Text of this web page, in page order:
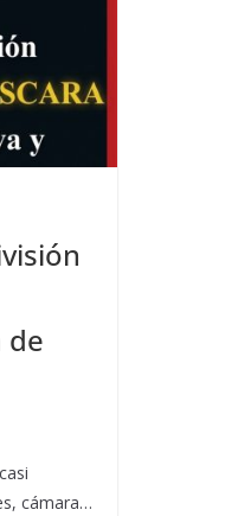
de
cámara…